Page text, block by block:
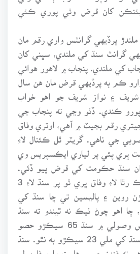
کان قرض وٺي پوري ڪئي
ملندڙ پرڏيهي گرانٽس واري رقم مان
گرانٽ سنڌ کي ملندي، سڀني کان
کي ملندي. پنجاب ۾ لاهور هوائي
ڪم به پرڏيهي قرض مان هن سال
شريف ۽ نواز شريف جو اهو خواب
ڪندي. ڏٺو وڃي ته پنجاب جي
رقم بجيٽ ۾ آهي، اوتري وفاق
جي ناهي. گريٽر ٿل ڪئنال لاءِ
ڀري پئي پر لياري ايڪسپريس وي
سنڌ حڪومت کي قرض پيو ڏئي.
روين ۽ پاليسين تي ڇا سنڌ کي
ڇا اهو چوڻ ٺيڪ نه ٿيندو ته سنڌ
ڏئي ٿي پر وفاق مان سنڌ کي ملي 23 سيڪڙو به نٿو. سنڌ
ته فنڊز جي ورهاست وارو فارمولو